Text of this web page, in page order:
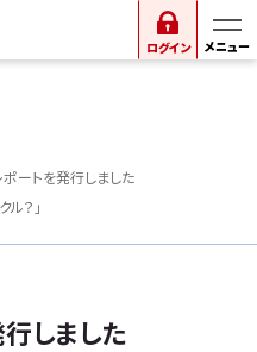
ログイン
ポートを発行しました
ル？」
しました